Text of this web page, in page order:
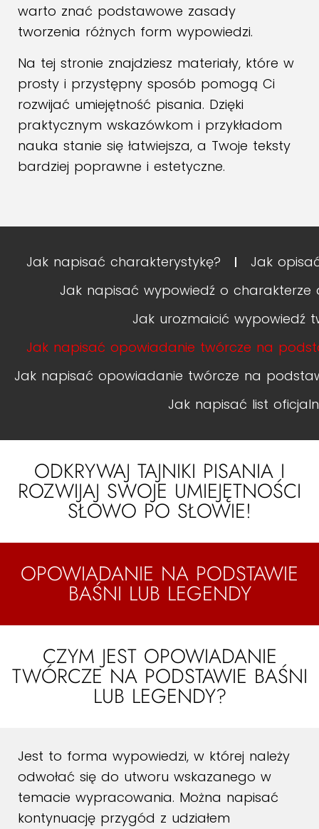
warto znać podstawowe zasady
tworzenia różnych form wypowiedzi.
Na tej stronie znajdziesz materiały, które w
prosty i przystępny sposób pomogą Ci
rozwijać umiejętność pisania. Dzięki
praktycznym wskazówkom i przykładom
nauka stanie się łatwiejsza, a Twoje teksty
bardziej poprawne i estetyczne.
Jak napisać charakterystykę?
Jak
Jak napisać wypowiedź o charakterze
Jak urozmaicić wypowiedź
Jak napisać opowiadanie twórcze na
Jak napisać opowiadanie twórcze na
Jak napisać list
ODKRYWAJ TAJNIKI PISANIA I
ROZWIJAJ SWOJE UMIEJĘTNOŚCI
SŁOWO PO SŁOWIE!
OPOWIADANIE NA PODSTAWIE
BAŚNI LUB LEGENDY
CZYM JEST OPOWIADANIE
TWÓRCZE NA PODSTAWIE BAŚNI
LUB LEGENDY?
Jest to forma wypowiedzi, w której należy
odwołać się do utworu wskazanego w
temacie wypracowania. Można napisać
kontynuację przygód z udziałem